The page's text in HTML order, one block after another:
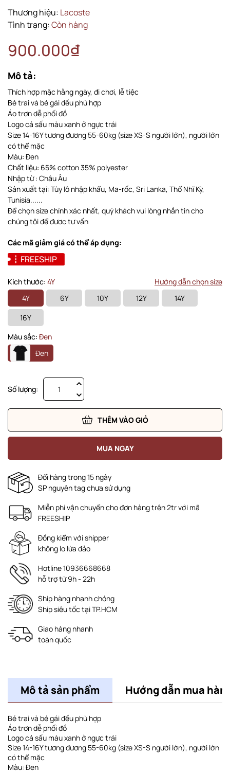
Thương hiệu: Lacoste
Tình trạng:Còn hàng
900.000₫
Mô tả:
Thích hợp mặc hằng ngày, đi chơi, lễ tiệc
Bé trai và bé gái đều phù hợp
Áo trơn dễ phối đồ
Logo cá sấu màu xanh ở ngực trái
Size 14-16Y tương đương 55-60kg (size XS-S người lớn), người lớn
có thể mặc
Màu: Đen
Chất liệu: 65% cotton 35% polyester
Nhập từ : Châu Âu
Sản xuất tại: Tùy lô nhập khẩu, Ma-rốc, Sri Lanka, Thổ Nhĩ Kỳ,
Tunisia......
Để chọn size chính xác nhất, quý khách vui lòng nhắn tin cho
chúng tôi để đươc tư vấn
Các mã giảm giá có thể áp dụng:
FREESHIP
Kích thước: 4Y
Hướng dẫn chọn size
4Y
6Y 10Y 12Y
14Y
16Y
Màu sắc: Đen
Đen
Số lượng:
THÊM VÀO GIỎ
MUA NGAY
Đổi hàng trong 15 ngày
SP nguyên tag chưa sử dụng
Miễn phí vận chuyển cho đơn hàng trên 2tr với mã
FREESHIP
Đồng kiểm với shipper
không lo lừa đảo
Hotline 10936668668
hỗ trợ từ 9h - 22h
Ship hàng nhanh chóng
Ship siêu tốc tại TP.HCM
Giao hàng nhanh
toàn quốc
Mô tả sản phẩm Hướng dẫn mua
Bé trai và bé gái đều phù hợp
Áo trơn dễ phối đồ
Logo cá sấu màu xanh ở ngực trái
Size 14-16Y tương đương 55-60kg (size XS-S người lớn), người lớn
có thể mặc
Màu: Đen